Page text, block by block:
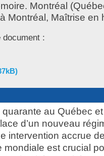
Montréal
Montréal, Maîtrise en
:
au Québec
d’un nouveau
intervention accrue
mondiale est crucial